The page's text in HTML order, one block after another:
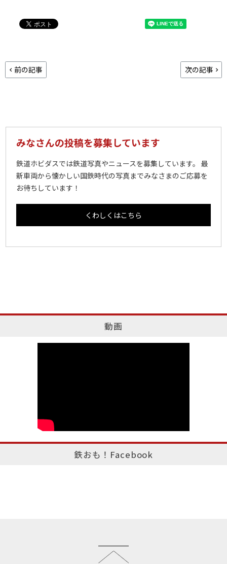
前の記事 次の記事
みなさんの投稿を募集しています
鉄道ホビダスでは鉄道写真やニュースを募集しています。 最
新車両から懐かしい国鉄時代の写真までみなさまのご応募を
お待ちしています！
くわしくはこちら
動画
鉄おも！Facebook